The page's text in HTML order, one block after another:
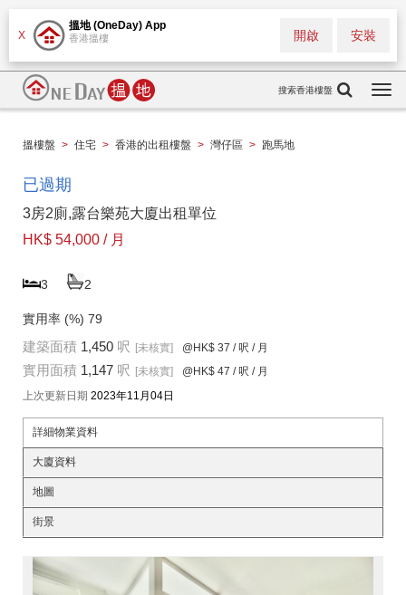
X
搵地 (OneDay) App
香港搵樓 安裝
開啟
搜索香港樓盤
搵樓盤 > 住宅 > 香港的出租樓盤 > 灣仔區 > 跑馬地
已過期
3房2廁,露台樂苑大廈出租單位
HK$ 54,000 / 月
3 2
實用率 (%) 79
建築面積 1,450 呎 [未核實] @HK$ 37 / 呎 / 月
實用面積 1,147 呎 [未核實] @HK$ 47 / 呎 / 月
上次更新日期 2023年11月04日
詳細物業資料
大廈資料
地圖
街景